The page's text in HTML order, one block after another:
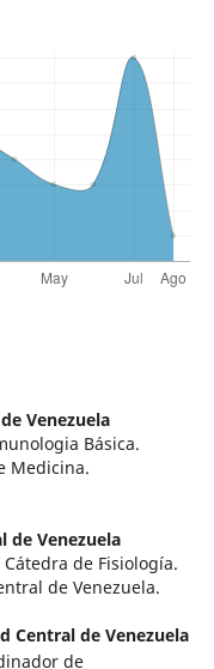
Venezuela
Básica.
Medicina.
de Venezuela
de Fisiología.
de Venezuela.
Central de Venezuela
de